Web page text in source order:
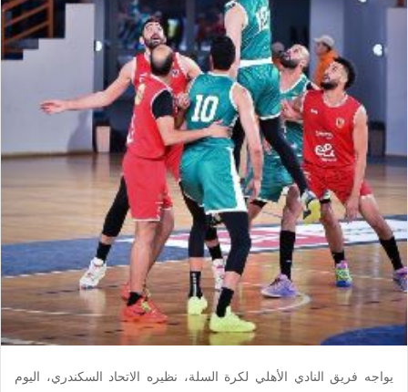
يواجه فريق النادي الأهلي لكرة السلة، نظيره الاتحاد السكندري، اليوم